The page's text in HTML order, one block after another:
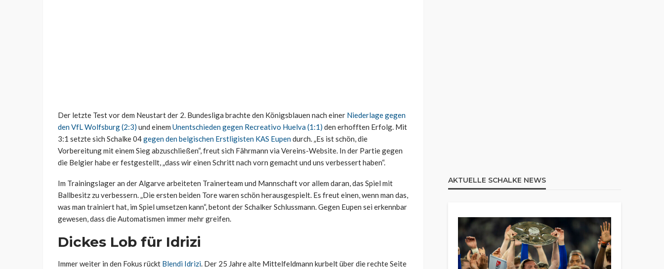
Der letzte Test vor dem Neustart der 2. Bundesliga brachte den Königsblauen nach einer Niederlage gegen
den VfL Wolfsburg (2:3) und einem Unentschieden gegen Recreativo Huelva (1:1) den erhofften Erfolg. Mit
3:1 setzte sich Schalke 04gegen den belgischen Erstligisten KAS Eupendurch. „Es ist schön, die
Vorbereitung mit einem Sieg abzuschließen“, freut sich Fährmann via Vereins-Website. In der Partie gegen
die Belgier habe er festgestellt, „dass wir einen Schritt nach vorn gemacht und uns verbessert haben“.
Im Trainingslager an der Algarve arbeiteten Trainerteam und Mannschaft vor allem daran, das Spiel mit
Ballbesitz zu verbessern. „Die ersten beiden Tore waren schön herausgespielt. Es freut einen, wenn man das,
was man trainiert hat, im Spiel umsetzen kann“, betont der Schalker Schlussmann. Gegen Eupen sei erkennbar
gewesen, dass die Automatismen immer mehr greifen.
Dickes Lob für Idrizi
Immer weiter in den Fokus rückt Blendi Idrizi. Der 25 Jahre alte Mittelfeldmann kurbelt über die rechte Seite
AKTUELLE SCHALKE NEWS